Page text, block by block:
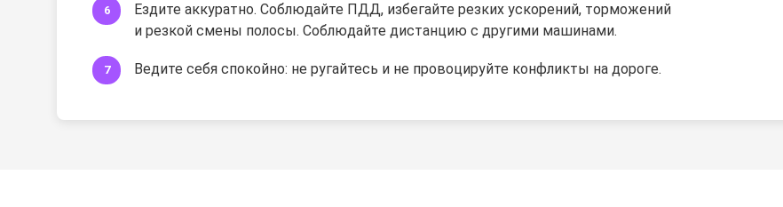
Ездите аккуратно. Соблюдайте ПДД, избегайте резких ускорений, торможений
и резкой смены полосы. Соблюдайте дистанцию с другими машинами.
Ведите себя спокойно: не ругайтесь и не провоцируйте конфликты на дороге.